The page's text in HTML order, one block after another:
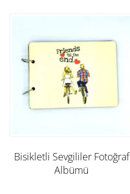
Bisikletli Sevgililer Fotoğraf
Albümü